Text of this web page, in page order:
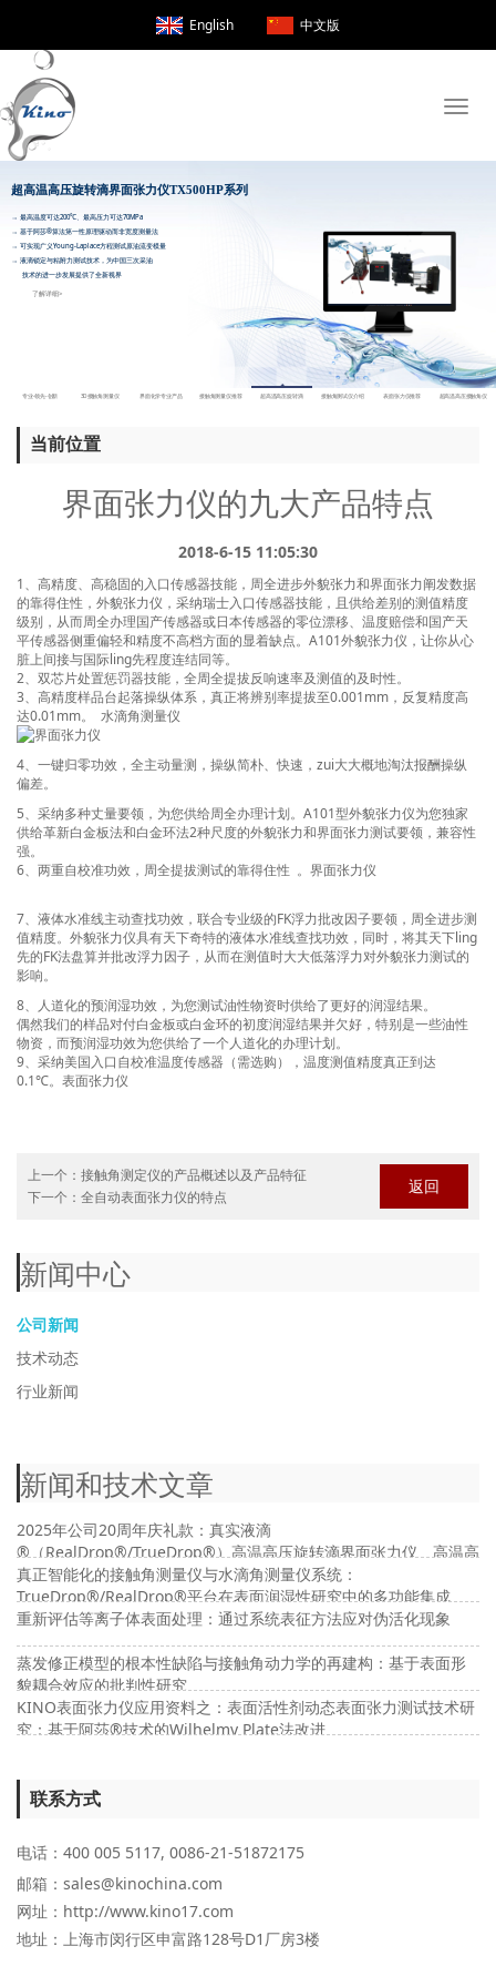
English 中文版
Toggle
超高温高压旋转滴界面张力仪
→ 最高温度可达200℃、最高压力可达70MPa
→ 液滴锁定与粘附力测试技术，为中国三次采油
技术的进一步发展提供了全新视界
了解详细>
专业-领先-创新 3D接触角测量仪 界面化学专业产品 接触
当前位置
界面张力仪的九大产品特点
2018-6-15 11:05:30
1、高精度、高稳固的入口传感器技能，周全进步外貌张力和界面张力阐发数据
的靠得住性，外貌张力仪，采纳瑞士入口传感器技能，且供给差别的测值精度
级别，从而周全办理国产传感器或日本传感器的零位漂移、温度赔偿和国产天
平传感器侧重偏轻和精度不高档方面的显着缺点。A101外貌张力仪，让你从心
脏上间接与国际ling先程度连结同等。
2、双芯片处置惩罚器技能，全周全提拔反响速率及测值的及时性。
3、高精度样品台起落操纵体系，真正将辨别率提拔至0.001mm，反复精度高
达0.01mm。 水滴角测量仪
4、一键归零功效，全主动量测，操纵简朴、快速，zui大大概地淘汰报酬操纵
偏差。
5、采纳多种丈量要领，为您供给周全办理计划。A101型外貌张力仪为您独家
供给革新白金板法和白金环法2种尺度的外貌张力和界面张力测试要领，兼容性
强。
6、两重自校准功效，周全提拔测试的靠得住性 。 界面张力仪
7、液体水准线主动查找功效，联合专业级的FK浮力批改因子要领，周全进步测
值精度。外貌张力仪具有天下奇特的液体水准线查找功效，同时，将其天下ling
先的FK法盘算并批改浮力因子，从而在测值时大大低落浮力对外貌张力测试的
影响。
8、人道化的预润湿功效，为您测试油性物资时供给了更好的润湿结果。
偶然我们的样品对付白金板或白金环的初度润湿结果并欠好，特别是一些油性
物资，而预润湿功效为您供给了一个人道化的办理计划。
9、采纳美国入口自校准温度传感器（需选购），温度测值精度真正到达
0.1℃。 表面张力仪
上一个： 接触角测定仪的产品概述以及产品特征
下一个： 全自动表面张力仪的特点
返回
新闻中心
公司新闻
技术动态
行业新闻
新闻和技术文章
2025年公司20周年庆礼款：真实液滴
®（RealDrop®/TrueDrop®）高温高压旋转滴界面张力仪、高温高
压接触角及高温高压界面流变仪
真正智能化的接触角测量仪与水滴角测量仪系统：
TrueDrop®/RealDrop®平台在表面润湿性研究中的多功能集成
重新评估等离子体表面处理：通过系统表征方法应对伪活化现象
蒸发修正模型的根本性缺陷与接触角动力学的再建构：基于表面形
貌耦合效应的批判性研究
KINO表面张力仪应用资料之：表面活性剂动态表面张力测试技术研
究：基于阿莎®技术的Wilhelmy Plate法改进
联系方式
电话：400 005 5117, 0086-21-51872175
邮箱：sales@kinochina.com
网址：http://www.kino17.com
地址 ：上海市闵行区申富路128号D1厂房3楼